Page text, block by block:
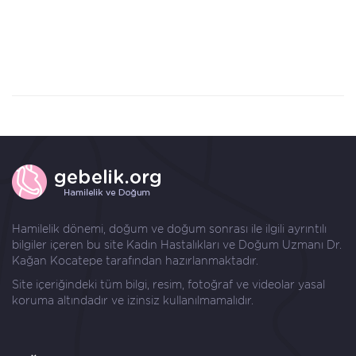
Hamilelik dönemi, doğum ve doğum sonrası ile ilgili ayrıntılı
bilgiler içeren bu site Kadın Hastalıkları ve Doğum Uzmanı Dr.
Kağan Kocatepe tarafından hazırlanmaktadır.
Site içeriğindeki tüm bilgi, resim, fotoğraf ve videolar yasal
koruma altındadır ve izinsiz kullanılmamalıdır.